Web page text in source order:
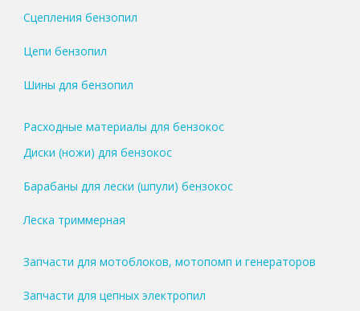
Сцепления бензопил
Цепи бензопил
Шины для бензопил
Расходные материалы для бензокос
Диски (ножи) для бензокос
Барабаны для лески (шпули) бензокос
Леска триммерная
Запчасти для мотоблоков, мотопомп и генераторов
Запчасти для цепных электропил